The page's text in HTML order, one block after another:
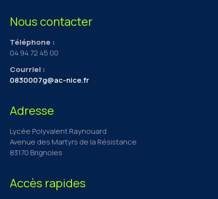
Nous contacter
Téléphone :
04 94 72 45 00
Courriel :
0830007g@ac-nice.fr
Adresse
Lycée Polyvalent Raynouard
Avenue des Martyrs de la Résistance
83170 Brignoles
Accès rapides